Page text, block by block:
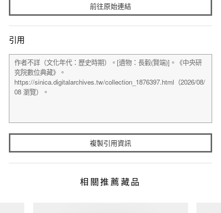
前往原始連結
引用
複製引用資訊
相關推薦藏品